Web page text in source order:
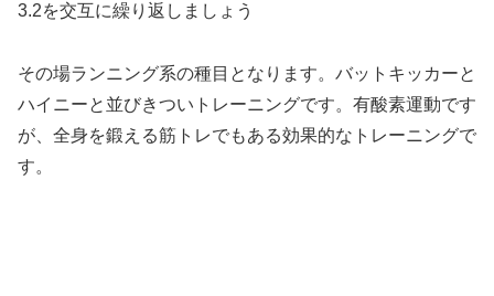
3.2を交互に繰り返しましょう
その場ランニング系の種目となります。バットキッカーと
ハイニーと並びきついトレーニングです。有酸素運動です
が、全身を鍛える筋トレでもある効果的なトレーニングで
す。